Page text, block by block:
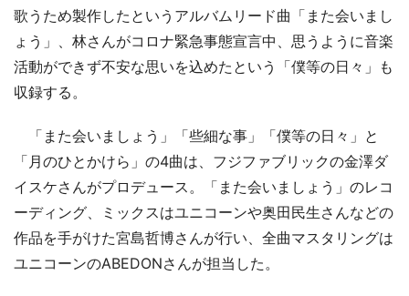
歌うため製作したというアルバムリード曲「また会いまし
ょう」、林さんがコロナ緊急事態宣言中、思うように音楽
活動ができず不安な思いを込めたという「僕等の日々」も
収録する。
「また会いましょう」「些細な事」「僕等の日々」と
「月のひとかけら」の4曲は、フジファブリックの金澤ダ
イスケさんがプロデュース。「また会いましょう」のレコ
ーディング、ミックスはユニコーンや奥田民生さんなどの
作品を手がけた宮島哲博さんが行い、全曲マスタリングは
ユニコーンのABEDONさんが担当した。